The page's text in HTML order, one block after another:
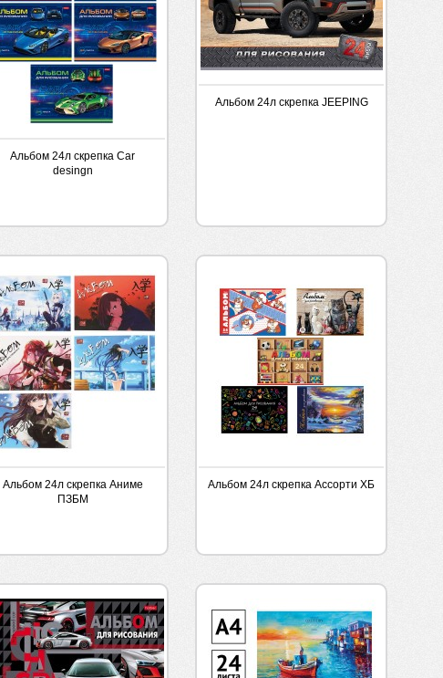
Альбом 24л скрепка Car
desingn
Альбом 24л скрепка JEEPING
Альбом 24л скрепка Аниме
ПЗБМ
Альбом 24л скрепка Ассорти ХБ